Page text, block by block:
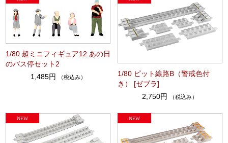
1/80 超ミニフィギュア12 あの日
のバス停セット2
1,485円
（税込み）
1/80 ピット線路B（警戒色付
き） [ゼブラ]
2,750円
（税込み）